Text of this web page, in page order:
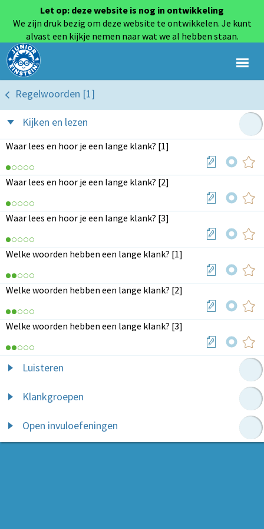
Let op: deze website is nog in ontwikkeling
We zijn druk bezig om deze website te ontwikkelen. Je kunt
alvast een kijkje nemen naar wat we al hebben staan.
Regelwoorden [1]
Kijken en lezen
Waar lees en hoor je een lange klank? [1]
Waar lees en hoor je een lange klank? [2]
Waar lees en hoor je een lange klank? [3]
Welke woorden hebben een lange klank? [1]
Welke woorden hebben een lange klank? [2]
Welke woorden hebben een lange klank? [3]
Luisteren
Klankgroepen
Open invuloefeningen